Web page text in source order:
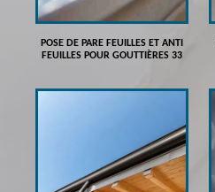
POSE DE PARE FEUILLES ET ANTI
FEUILLES POUR GOUTTIÈRES 33